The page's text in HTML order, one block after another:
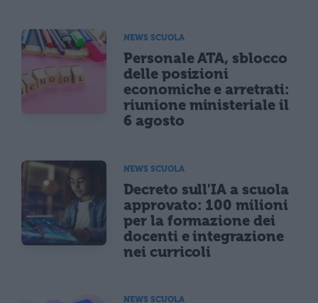
NEWS SCUOLA
Personale ATA, sblocco
delle posizioni
economiche e arretrati:
riunione ministeriale il
6 agosto
NEWS SCUOLA
Decreto sull'IA a scuola
approvato: 100 milioni
per la formazione dei
docenti e integrazione
nei curricoli
NEWS SCUOLA